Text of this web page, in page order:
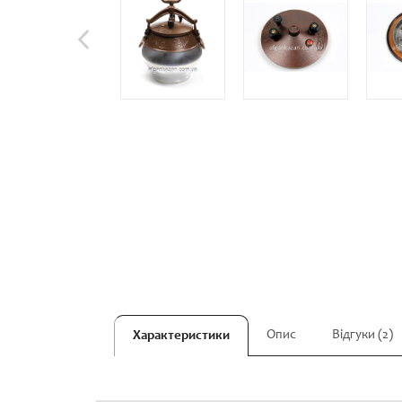
Характеристики Опис Відгуки (2)